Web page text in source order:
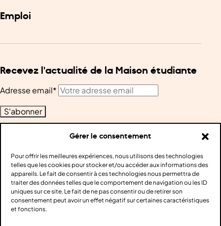
Gérer le consentement
Pour offrir les meilleures expériences, nous utilisons des technologies
telles que les cookies pour stocker et/ou accéder aux informations des
appareils. Le fait de consentir à ces technologies nous permettra de
traiter des données telles que le comportement de navigation ou les ID
uniques sur ce site. Le fait de ne pas consentir ou de retirer son
consentement peut avoir un effet négatif sur certaines caractéristiques
et fonctions.
Emploi
Recevez l'actualité de la Maison étudiante
Adresse email*